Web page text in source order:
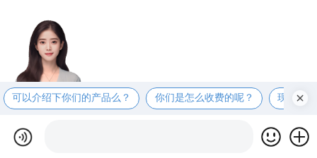
可以介绍下你们的产品么？ 你们是怎么收费的呢？ 现在有